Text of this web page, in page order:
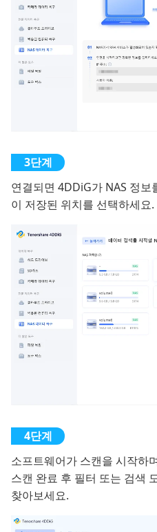
연결되면 4DDiG가 NAS 정
이 저장된 위치를 선택하세요.
소프트웨어가 스캔을 시작하
스캔 완료 후 필터 또는 검색
찾아보세요.